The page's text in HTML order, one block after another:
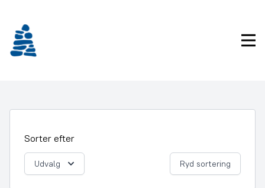
indhold
Sorter efter
Udvalg Ryd sortering